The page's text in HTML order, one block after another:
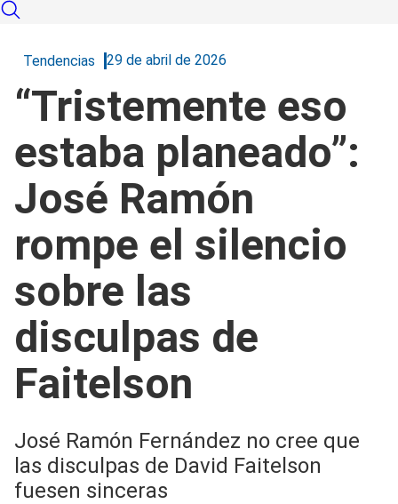
Tendencias 29 de abril de 2026
“Tristemente eso
estaba planeado”:
José Ramón
rompe el silencio
sobre las
disculpas de
Faitelson
José Ramón Fernández no cree que
las disculpas de David Faitelson
fuesen sinceras